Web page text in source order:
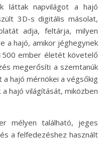
láttak napvilágot a hajó
3D-s digitális másolat,
adja, feltárja, milyen
a hajó, amikor jéghegynek
ember életét követelő
megerősíti a szemtanúk
hajó mérnökei a végsőkig
hajó világítását, miközben
mélyen található, jeges
a felfedezéshez használt